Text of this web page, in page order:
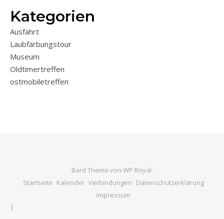
Kategorien
Ausfahrt
Laubfärbungstour
Museum
Oldtimertreffen
ostmobiletreffen
Bard Theme von WP Royal.
Startseite Kalender Verbindungen Datenschutzerklärung
Impressum